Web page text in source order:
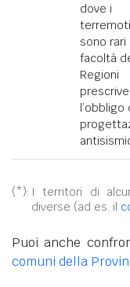
dove i
terremoti
sono rari
facoltà
Regioni
l’obbligo
(*): I territori di
diverse (ad es. il
Puoi anche
comuni della